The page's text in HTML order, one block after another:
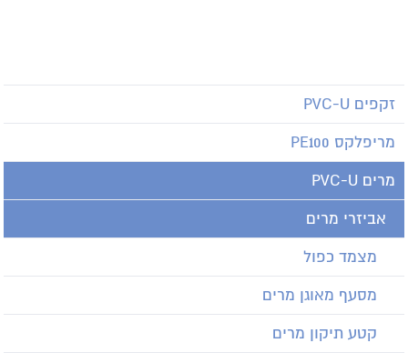
זקפים PVC-U
מריפלקס PE100
מרים PVC-U
אביזרי מרים
מצמד כפול
מסעף מאוגן מרים
קטע תיקון מרים